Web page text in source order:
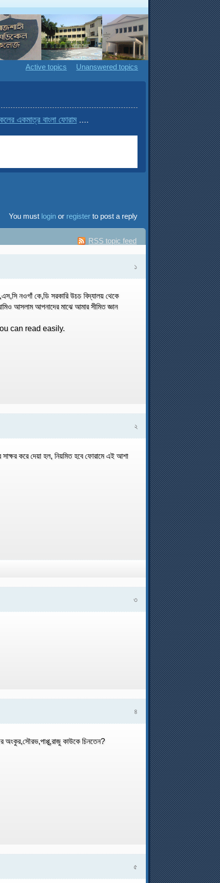
Active topics Unanswered topics
একমাত্র বাংলা ফোরাম....
You must loginor registerto post a reply
RSS topic feed
১
নওগাঁ কে,ডি সরকারি উচচ বিদ্যালয় থেকে
আসলাম আপনাদের মাঝে আমার সীমিত জ্ঞান
you can read easily.
২
করে দেয়া হল, নিয়মিত হবে ফোরামে এই আশা
৩
৪
অংকুর,সৌরভ,পাপ্পু,রাজু কাউকে চিনতেন?
৫